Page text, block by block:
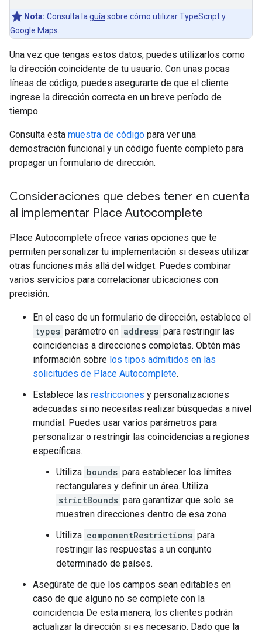
Nota: Consulta la guía sobre cómo utilizar TypeScript y
Google Maps.
Una vez que tengas estos datos, puedes utilizarlos como
la dirección coincidente de tu usuario. Con unas pocas
líneas de código, puedes asegurarte de que el cliente
ingrese la dirección correcta en un breve período de
tiempo.
Consulta esta muestra de código para ver una
demostración funcional y un código fuente completo para
propagar un formulario de dirección.
Consideraciones que debes tener en cuenta
al implementar Place Autocomplete
Place Autocomplete ofrece varias opciones que te
permiten personalizar tu implementación si deseas utilizar
otras funciones más allá del widget. Puedes combinar
varios servicios para correlacionar ubicaciones con
precisión.
En el caso de un formulario de dirección, establece el
types parámetro en address para restringir las
coincidencias a direcciones completas. Obtén más
información sobre los tipos admitidos en las
solicitudes de Place Autocomplete.
Establece las restricciones y personalizaciones
adecuadas si no necesitas realizar búsquedas a nivel
mundial. Puedes usar varios parámetros para
personalizar o restringir las coincidencias a regiones
específicas.
Utiliza bounds para establecer los límites
rectangulares y definir un área. Utiliza
strictBounds para garantizar que solo se
muestren direcciones dentro de esa zona.
Utiliza componentRestrictions para
restringir las respuestas a un conjunto
determinado de países.
Asegúrate de que los campos sean editables en
caso de que alguno no se complete con la
coincidencia De esta manera, los clientes podrán
actualizar la dirección si es necesario. Dado que la